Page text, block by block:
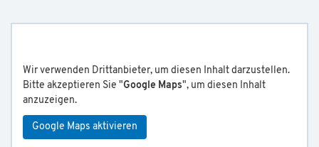
Wir verwenden Drittanbieter, um diesen Inhalt darzustellen.
Bitte akzeptieren Sie "Google Maps", um diesen Inhalt
anzuzeigen.
Google Maps aktivieren